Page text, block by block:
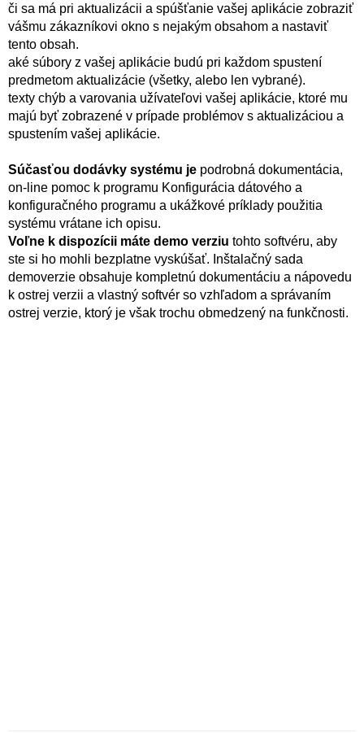
či sa má pri aktualizácii a spúšťanie vašej aplikácie zobraziť
vášmu zákazníkovi okno s nejakým obsahom a nastaviť
tento obsah.
aké súbory z vašej aplikácie budú pri každom spustení
predmetom aktualizácie (všetky, alebo len vybrané).
texty chýb a varovania užívateľovi vašej aplikácie, ktoré mu
majú byť zobrazené v prípade problémov s aktualizáciou a
spustením vašej aplikácie.
Súčasťou dodávky systému je podrobná dokumentácia,
on-line pomoc k programu Konfigurácia dátového a
konfiguračného programu a ukážkové príklady použitia
systému vrátane ich opisu.
Voľne k dispozícii máte demo verziu tohto softvéru, aby
ste si ho mohli bezplatne vyskúšať. Inštalačný sada
demoverzie obsahuje kompletnú dokumentáciu a nápovedu
k ostrej verzii a vlastný softvér so vzhľadom a správaním
ostrej verzie, ktorý je však trochu obmedzený na funkčnosti.